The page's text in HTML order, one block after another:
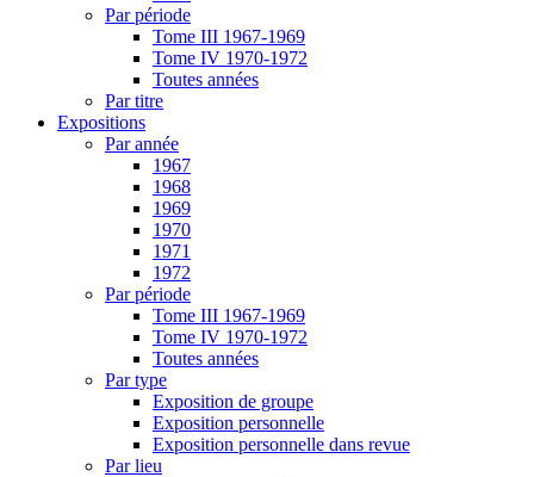
Par période
Tome III 1967-1969
Tome IV 1970-1972
Toutes années
Par titre
Expositions
Par année
1967
1968
1969
1970
1971
1972
Par période
Tome III 1967-1969
Tome IV 1970-1972
Toutes années
Par type
Exposition de groupe
Exposition personnelle
Exposition personnelle dans revue
Par lieu